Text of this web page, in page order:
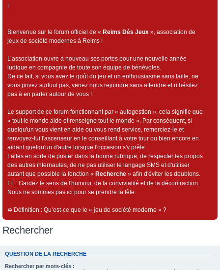
)
Bienvenue sur le forum officiel de « Reims Dés Jeux », association de
jeux de société modernes à Reims !
L’association ouvre à nouveau ses portes pour une nouvelle année
ludique en compagnie de toute son équipe de bénévoles.
De ce fait, si vous avez le goût du jeu et un enthousiasme sans faille, ne
vous privez surtout pas, venez nous rejoindre sans attendre et n’hésitez
pas à en parler autour de vous !
Le support de ce forum fonctionnant par « autogestion », cela signifie que
« tout le monde aide et renseigne tout le monde ». Par conséquent, si
quelqu'un vous vient en aide ou vous rend service, remerciez-le et
renvoyez-lui l'ascenseur en le conseillant à votre tour ou bien encore en
aidant quelqu'un d'autre lorsque l'occasion s'y prête.
Faites en sorte de poster dans la bonne rubrique, de respecter les propos
des autres internautes, de ne pas utiliser le langage SMS et d'utiliser
autant que possible la fonction « Recherche » afin d'éviter les doublons.
Et... Gardez le sens de l'humour, de la convivialité et de la décontraction.
Nous ne sommes pas ici pour se prendre la tête.
➯ Définition : Qu’est-ce que le « jeu de société moderne » ?
Rechercher
QUESTION DE LA RECHERCHE
Rechercher par mots-clés :